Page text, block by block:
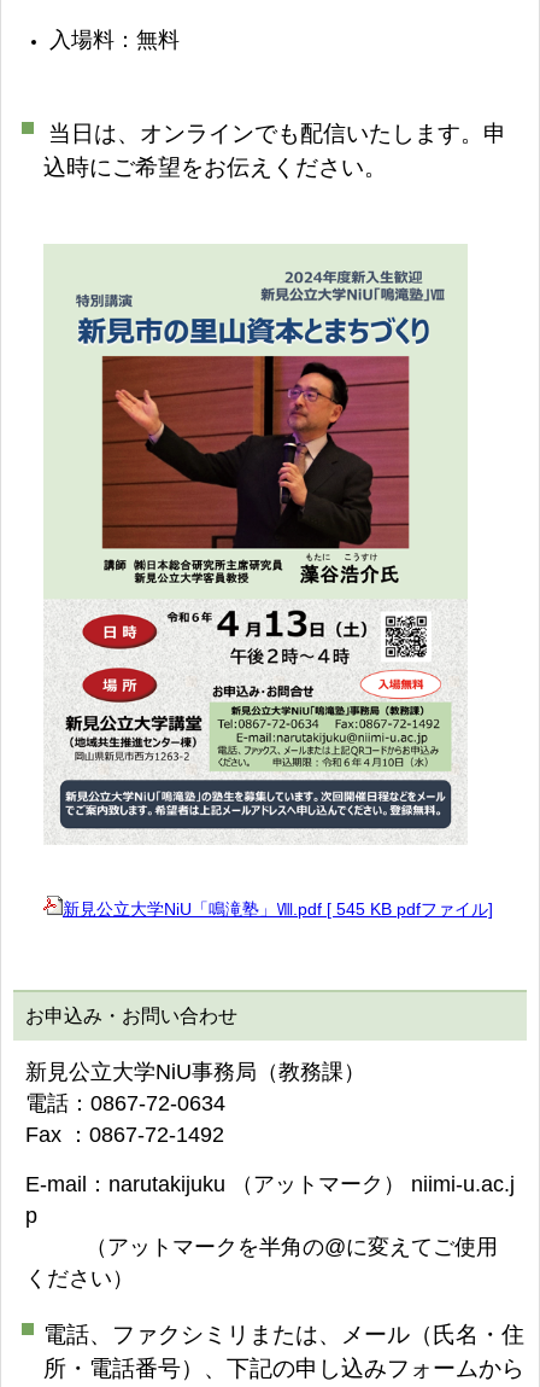
入場料：無料
当日は、オンラインでも配信いたします。申
込時にご希望をお伝えください。
新見公立大学NiU「鳴滝塾」Ⅷ.pdf [ 545 KB pdfファイル]
お申込み・お問い合わせ
新見公立大学NiU事務局（教務課）
電話：0867-72-0634
Fax ：0867-72-1492
E-mail：narutakijuku （アットマーク） niimi-u.ac.j
p
（アットマークを半角の@に変えてご使用
ください）
電話、ファクシミリまたは、メール（氏名・住
所・電話番号）、下記の申し込みフォームから